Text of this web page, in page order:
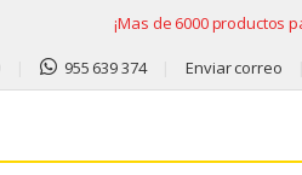
¡Mas de 6000 productos
955 639 374 Enviar correo